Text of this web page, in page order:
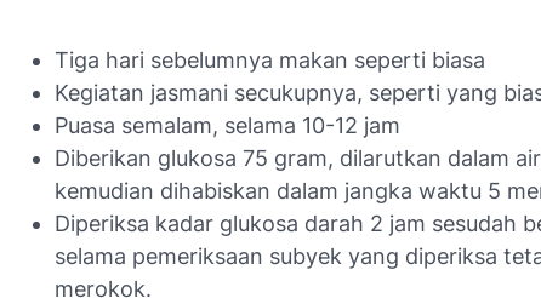
Tiga hari sebelumnya makan seperti biasa
Kegiatan jasmani secukupnya, seperti yang
Puasa semalam, selama 10-12 jam
Diberikan glukosa 75 gram, dilarutkan dalam
kemudian dihabiskan dalam jangka waktu 5
Diperiksa kadar glukosa darah 2 jam sesudah
selama pemeriksaan subyek yang diperiksa
merokok.